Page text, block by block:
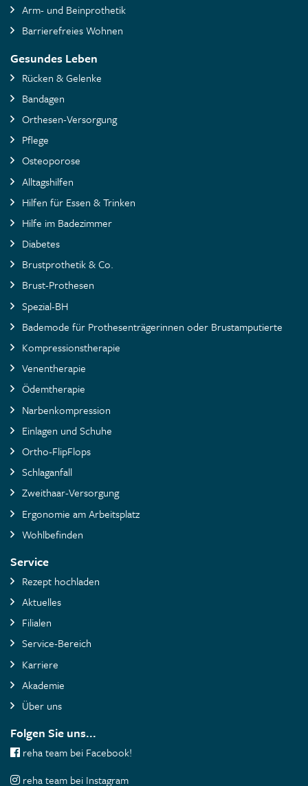
Arm- und Beinprothetik
Barrierefreies Wohnen
Gesundes Leben
Rücken & Gelenke
Bandagen
Orthesen-Versorgung
Pflege
Osteoporose
Alltagshilfen
Hilfen für Essen & Trinken
Hilfe im Badezimmer
Diabetes
Brustprothetik & Co.
Brust-Prothesen
Spezial-BH
Bademode für Prothesenträgerinnen oder Brustamputierte
Kompressionstherapie
Venentherapie
Ödemtherapie
Narbenkompression
Einlagen und Schuhe
Ortho-FlipFlops
Schlaganfall
Zweithaar-Versorgung
Ergonomie am Arbeitsplatz
Wohlbefinden
Service
Rezept hochladen
Aktuelles
Filialen
Service-Bereich
Karriere
Akademie
Über uns
Folgen Sie uns...
reha team bei Facebook!
reha team bei Instagram